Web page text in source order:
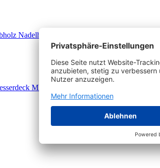
Nadelholz 3- & 5-Schichtplatten
MDF mit Messerdeck